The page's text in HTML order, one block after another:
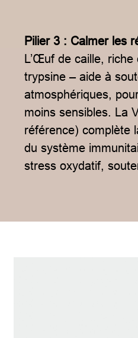
Pilier 3 : Calmer les
L’Œuf de caille,
trypsine – aide à
atmosphériques,
moins sensibles. La
référence) complète
du système
stress oxydatif,